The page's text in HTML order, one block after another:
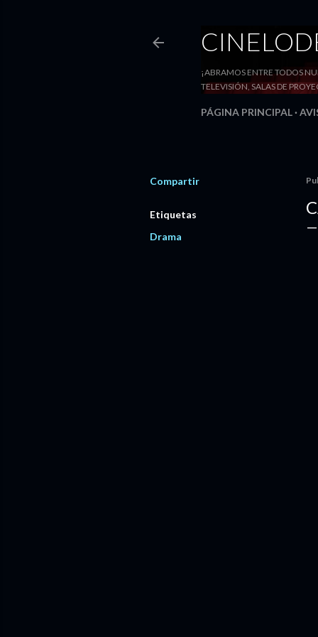
¡ABRAMOS ENTRE TODOS
TELEVISIÓN, SALAS DE
PÁGINA PRINCIPAL
Compartir
Etiquetas
Drama